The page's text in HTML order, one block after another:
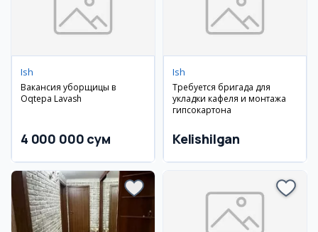
Ish
Вакансия уборщицы в
Oqtepa Lavash
4 000 000 сум
Ish
Требуется бригада для
укладки кафеля и монтажа
гипсокартона
Kelishilgan